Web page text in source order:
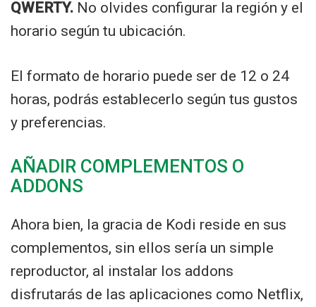
QWERTY. No olvides configurar la región y el
horario según tu ubicación.
El formato de horario puede ser de 12 o 24
horas, podrás establecerlo según tus gustos
y preferencias.
AÑADIR COMPLEMENTOS O
ADDONS
Ahora bien, la gracia de Kodi reside en sus
complementos, sin ellos sería un simple
reproductor, al instalar los addons
disfrutarás de las aplicaciones como Netflix,